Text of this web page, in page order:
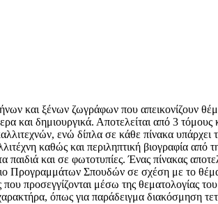
και ξένων ζωγράφων που απεικονίζουν
και δημιουργικά. Αποτελείται από 3
ενώ δίπλα σε κάθε πίνακα
καθώς και περιληπτική βιογραφία
και σε φωτοτυπίες. Ένας πίνακας
Προγραμμάτων Σπουδών σε σχέση με το
προσεγγίζονται μέσω της θεματολογίας
όπως για παράδειγμα διακόσμηση